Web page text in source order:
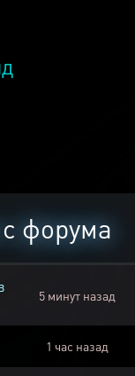
форума
5 минут назад
1 час назад